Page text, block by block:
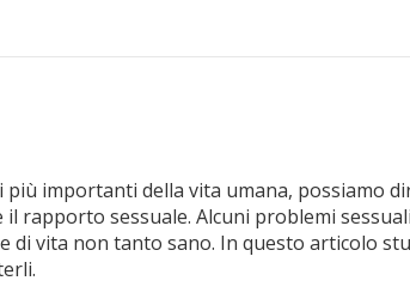
importanti della vita umana, possiamo
il rapporto sessuale. Alcuni problemi
di vita non tanto sano. In questo articolo